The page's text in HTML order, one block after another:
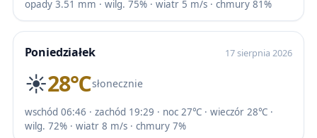
opady 3.51 mm · wilg. 75% · wiatr 5 m/s · chmury 81%
Poniedziałek 17 sierpnia 2026
☀️28℃słonecznie
wschód 06:46 · zachód 19:29 · noc 27℃ · wieczór 28℃ ·
wilg. 72% · wiatr 8 m/s · chmury 7%